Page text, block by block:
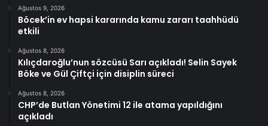
Ağustos 9, 2026
Böcek’in ev hapsi kararında kamu zararı taahhüdü
etkili
Ağustos 8, 2026
Kılıçdaroğlu’nun sözcüsü Sarı açıkladı! Selin Sayek
Böke ve Gül Çiftçi için disiplin süreci
Ağustos 8, 2026
CHP’de Butlan Yönetimi 12 ile atama yapıldığını
açıkladı